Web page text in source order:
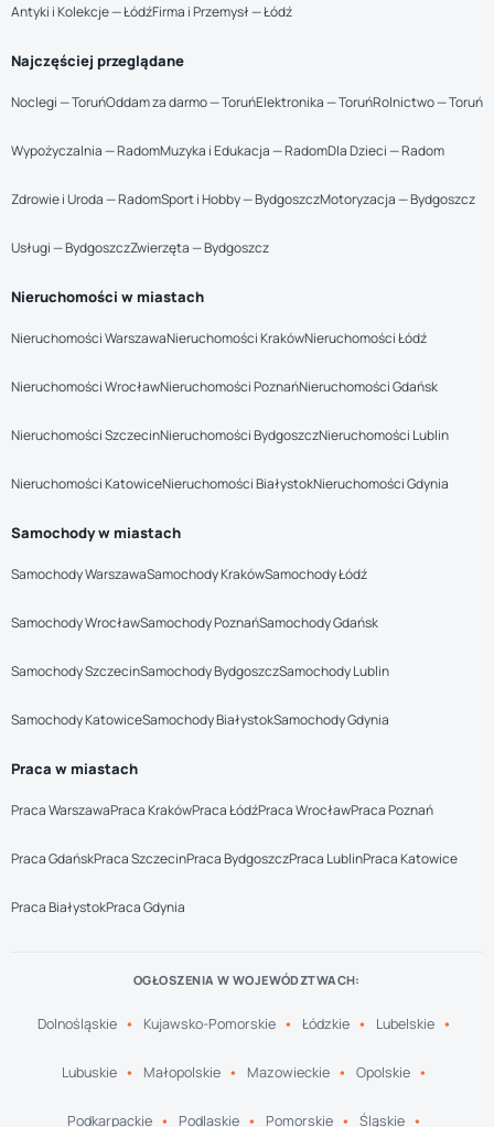
Antyki i Kolekcje — ŁódźFirma i Przemysł — Łódź
Najczęściej przeglądane
Noclegi — ToruńOddam za darmo — ToruńElektronika — ToruńRolnictwo — Toruń
Wypożyczalnia — RadomMuzyka i Edukacja — RadomDla Dzieci — Radom
Zdrowie i Uroda — RadomSport i Hobby — BydgoszczMotoryzacja — Bydgoszcz
Usługi — BydgoszczZwierzęta — Bydgoszcz
Nieruchomości w miastach
Nieruchomości WarszawaNieruchomości KrakówNieruchomości Łódź
Nieruchomości WrocławNieruchomości PoznańNieruchomości Gdańsk
Nieruchomości SzczecinNieruchomości BydgoszczNieruchomości Lublin
Nieruchomości KatowiceNieruchomości BiałystokNieruchomości Gdynia
Samochody w miastach
Samochody WarszawaSamochody KrakówSamochody Łódź
Samochody WrocławSamochody PoznańSamochody Gdańsk
Samochody SzczecinSamochody BydgoszczSamochody Lublin
Samochody KatowiceSamochody BiałystokSamochody Gdynia
Praca w miastach
Praca WarszawaPraca KrakówPraca ŁódźPraca WrocławPraca Poznań
Praca GdańskPraca SzczecinPraca BydgoszczPraca LublinPraca Katowice
Praca BiałystokPraca Gdynia
OGŁOSZENIA W WOJEWÓDZTWACH:
Dolnośląskie Kujawsko-Pomorskie Łódzkie Lubelskie
Lubuskie Małopolskie Mazowieckie Opolskie
Podkarpackie Podlaskie Pomorskie Śląskie